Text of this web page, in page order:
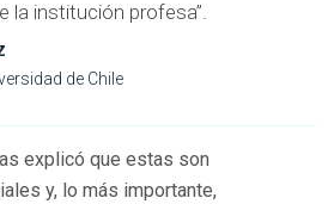
la institución profesa”.
de Chile
explicó que estas son
y, lo más importante,